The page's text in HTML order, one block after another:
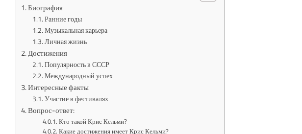
Биография
Ранние годы
Музыкальная карьера
Личная жизнь
Достижения
Популярность в СССР
Международный успех
Интересные факты
Участие в фестивалях
Вопрос-ответ:
Кто такой Крис Кельми?
Какие достижения имеет Крис Кельми?